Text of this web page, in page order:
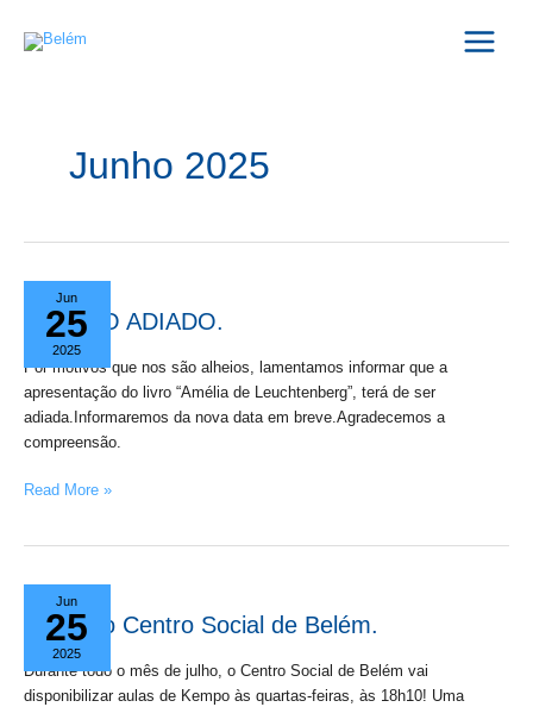
Junho 2025
Jun
25
2025
EVENTO ADIADO.
Por motivos que nos são alheios, lamentamos informar que a
apresentação do livro “Amélia de Leuchtenberg”, terá de ser
adiada.Informaremos da nova data em breve.Agradecemos a
compreensão.
EVENTO
ADIADO.
Read More »
Jun
25
2025
Aulas no Centro Social de Belém.
Durante todo o mês de julho, o Centro Social de Belém vai
disponibilizar aulas de Kempo às quartas-feiras, às 18h10! Uma
Aulas
Centro
Social
de